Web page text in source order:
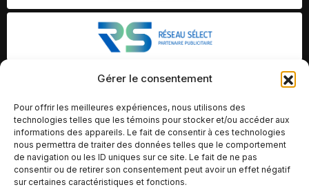
Gérer le consentement
Pour offrir les meilleures expériences, nous utilisons des
technologies telles que les témoins pour stocker et/ou accéder aux
informations des appareils. Le fait de consentir à ces technologies
nous permettra de traiter des données telles que le comportement
de navigation ou les ID uniques sur ce site. Le fait de ne pas
consentir ou de retirer son consentement peut avoir un effet négatif
sur certaines caractéristiques et fonctions.